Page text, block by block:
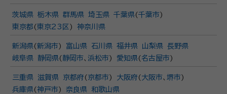
茨城県 栃木県 群馬県 埼玉県 千葉県(千葉市)
東京都 ( 東京23区 ) 神奈川県
新潟県(新潟市) 富山県 石川県 福井県 山梨県 長野県
岐阜県
静岡県( 静岡市、 浜松市) 愛知県( 名古屋市)
三重県 滋賀県 京都府( 京都市) 大阪府( 大阪市、 堺市)
兵庫県(神戸市) 奈良県 和歌山県